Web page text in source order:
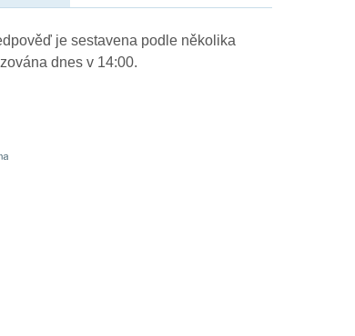
je sestavena podle několika
dnes v 14:00.